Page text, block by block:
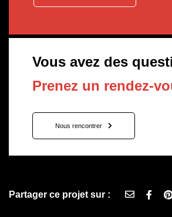
Vous avez des
Prenez un rendez-
Nous rencontrer
Partager ce projet sur :